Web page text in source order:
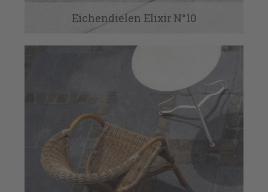
Eichendielen Elixir N°10